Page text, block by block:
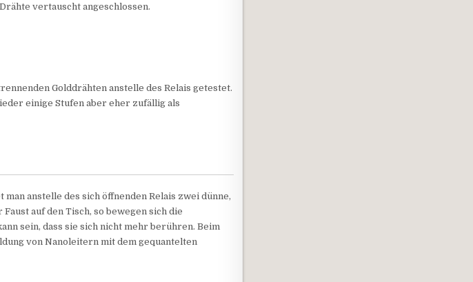
vertauscht angeschlossen.
Golddrähten anstelle des Relais getestet.
einige Stufen aber eher zufällig als
anstelle des sich öffnenden Relais zwei dünne,
auf den Tisch, so bewegen sich die
sein, dass sie sich nicht mehr berühren. Beim
von Nanoleitern mit dem gequantelten